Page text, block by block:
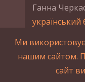
Ганна
Ганна
2015-2023 ©
Ми
нашим сайтом.
сайт